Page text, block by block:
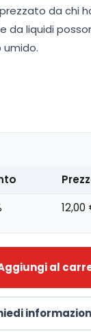
da chi
da liquidi
12,00
al